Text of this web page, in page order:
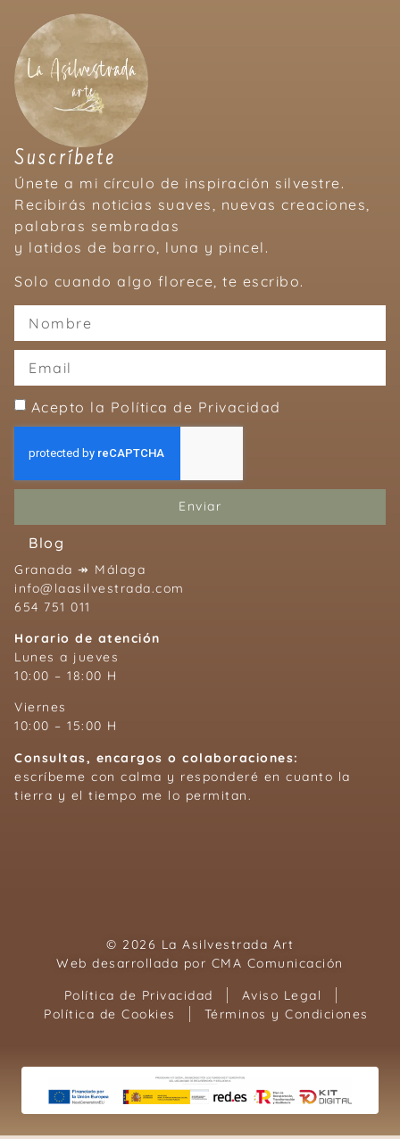
Suscríbete
Únete a mi círculo de inspiración silvestre.
Recibirás noticias suaves, nuevas creaciones,
palabras sembradas
y latidos de barro, luna y pincel.
Solo cuando algo florece, te escribo.
Acepto la Política de Privacidad
Enviar
Blog
Granada ↠ Málaga
info@laasilvestrada.com
654 751 011
Horario de atención
Lunes a jueves
10:00 – 18:00 H
Viernes
10:00 – 15:00 H
Consultas, encargos o colaboraciones:
escríbeme con calma y responderé en cuanto la
tierra y el tiempo me lo permitan.
© 2026 La Asilvestrada Art
Web desarrollada por CMA Comunicación
Política de Privacidad
Aviso Legal
Política de Cookies
Términos y Condiciones